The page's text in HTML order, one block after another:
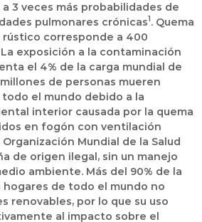
3 veces más probabilidades de
pulmonares crónicas1 . Quema
corresponde a 400
La exposición a la contaminación
el 4% de la carga mundial de
millones de personas mueren
el mundo debido a la
interior causada por la quema
en fogón con ventilación
Mundial de la Salud
de origen ilegal, sin un manejo
ambiente. Más del 90% de la
hogares de todo el mundo no
renovables, por lo que su uso
al impacto sobre el